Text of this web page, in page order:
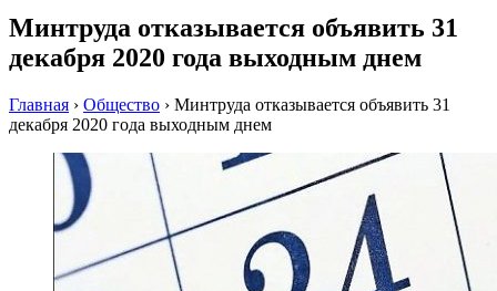
Минтруда отказывается объявить 31
декабря 2020 года выходным днем
Главная › Общество › Минтруда отказывается объявить 31
декабря 2020 года выходным днем